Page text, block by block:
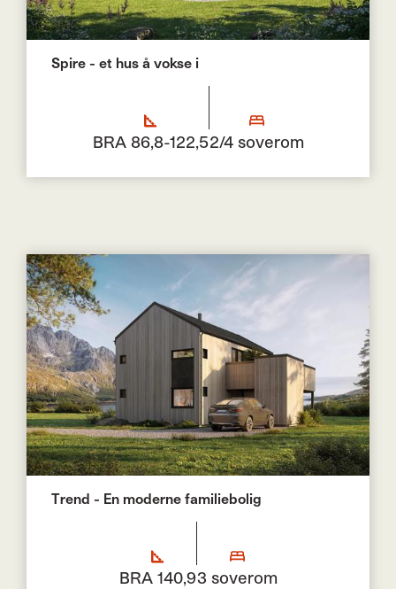
Spire - et hus å vokse i
BRA 86,8-122,52/4 soverom
Trend - En moderne familiebolig
BRA 140,93 soverom